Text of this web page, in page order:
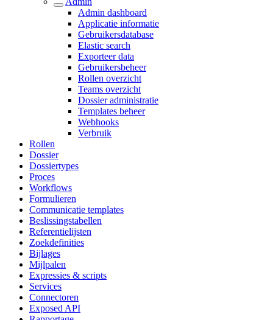
Admin dashboard
Applicatie informatie
Gebruikersdatabase
Elastic search
Exporteer data
Gebruikersbeheer
Rollen overzicht
Teams overzicht
Dossier administratie
Templates beheer
Webhooks
Verbruik
Rollen
Dossier
Dossiertypes
Proces
Workflows
Formulieren
Communicatie templates
Beslissingstabellen
Referentielijsten
Zoekdefinities
Bijlages
Mijlpalen
Expressies & scripts
Services
Connectoren
Exposed API